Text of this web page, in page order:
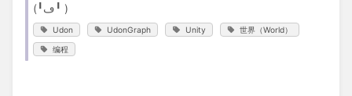
(╹ڡ╹ )
Udon UdonGraph Unity 世界（World）
编程